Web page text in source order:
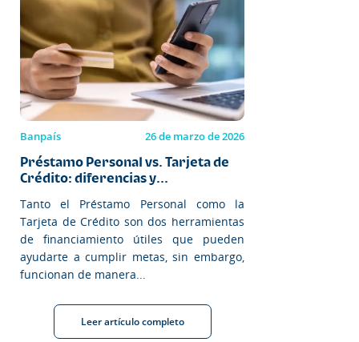
Banpaís 26 de marzo de 2026
Préstamo Personal vs. Tarjeta de
Crédito: diferencias y...
Tanto el Préstamo Personal como la
Tarjeta de Crédito son dos herramientas
de financiamiento útiles que pueden
ayudarte a cumplir metas, sin embargo,
funcionan de manera...
Leer artículo completo